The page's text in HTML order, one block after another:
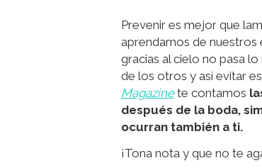
Prevenir es mejor que
aprendamos de nuestros
gracias al cielo no pasa
de los otros y así evitar
Magazinete contamos
después de la boda,
ocurran también a ti.
¡Tona nota y que no te